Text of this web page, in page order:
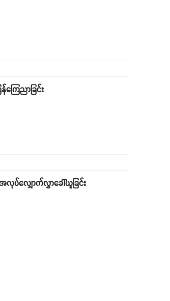
ြေညာခြင်း
အလုပ်လျှောက်လွှာခေါ်ယူခြင်း